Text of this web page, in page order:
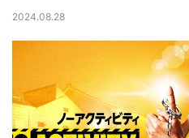
2024.08.28